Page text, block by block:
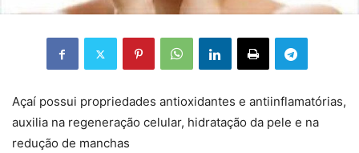
Açaí possui propriedades antioxidantes e antiinflamatórias,
auxilia na regeneração celular, hidratação da pele e na
redução de manchas